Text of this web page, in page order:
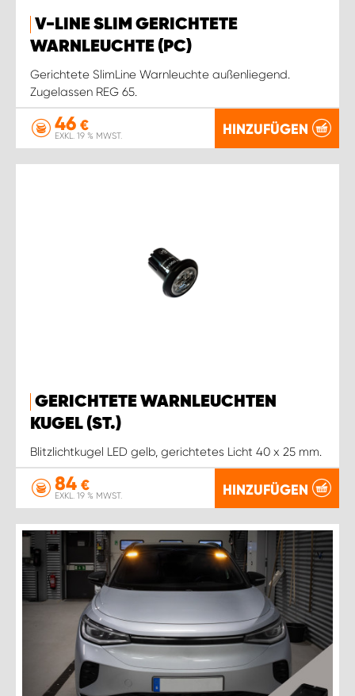
V-LINE SLIM GERICHTETE
WARNLEUCHTE (PC)
Gerichtete SlimLine Warnleuchte außenliegend.
Zugelassen REG 65.
46 €
EXKL. 19 % MWST. HINZUFÜGEN
GERICHTETE WARNLEUCHTEN
KUGEL (ST.)
Blitzlichtkugel LED gelb, gerichtetes Licht 40 x 25 mm.
84 €
EXKL. 19 % MWST. HINZUFÜGEN
WORK SYSTEM STUTTGART